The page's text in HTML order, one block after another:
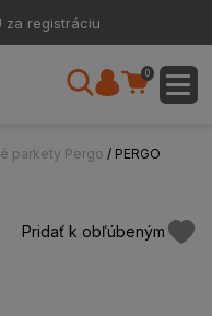
za registráciu
0
parkety Pergo / PERGO
Pridať k obľúbeným